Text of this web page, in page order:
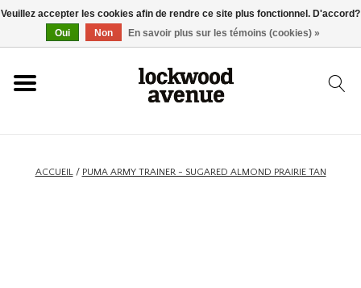
ACCUEIL
NOUVEAU
ACCUEIL/ PUMA ARMY TRAINER - SUGARED ALMOND PRAIRIE TAN
Veuillez accepter les cookies afin de rendre ce site plus fonctionnel. D'accord?
Oui
Non En savoir plus sur les témoins (cookies) »